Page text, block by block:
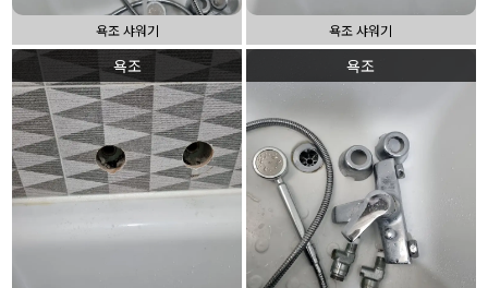
욕조 샤워기 욕조 샤워기
욕조 욕조